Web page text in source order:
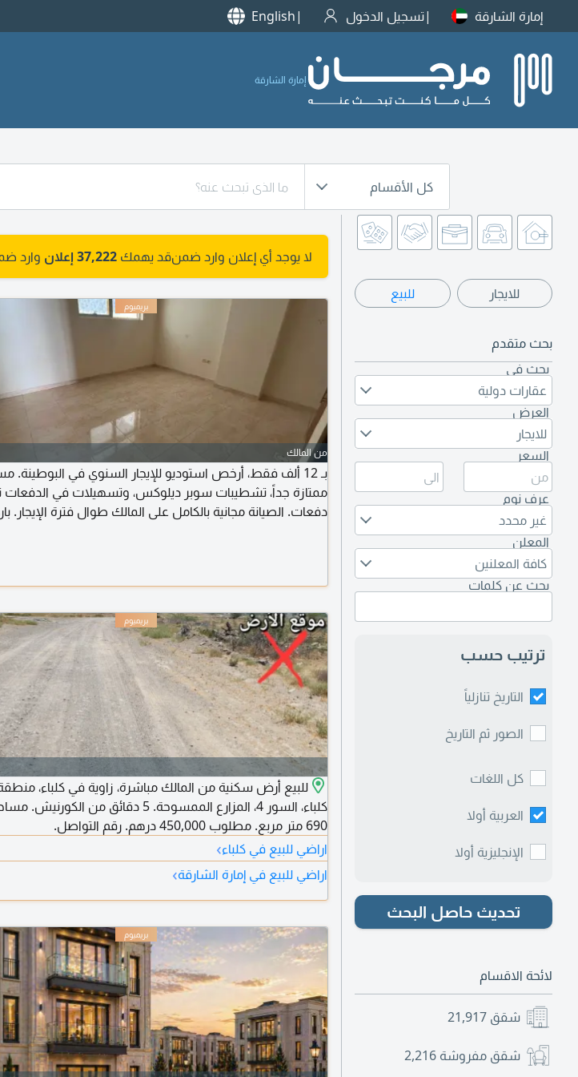
إمارة الشارقة تسجيل الدخول English
إمارة الشارقة
كل الأقسام
للايجار للبيع
بحث متقدم
بحث في
عقارات دولية
العرض
للايجار
السعر
عرف نوم
غير محدد
المعلن
كافة المعلنين
بحث عن كلمات
ترتيب حسب
التاريخ تنازلياً
الصور ثم التاريخ
كل اللغات
العربية أولا
الإنجليزية أولا
تحديث حاصل البحث
لائحة الاقسام
شقق 21,917
شقق مفروشة 2,216
لا يوجد أي إعلان وارد ضمنقد يهمك 37,222 إعلان وارد
من المالك
بـ 12 ألف فقط، أرخص استوديو للإيجار السنوي في البوطينة.
دفعات. الصيانة مجانية بالكامل على المالك طوال فترة الإيجار.
للبيع أرض سكنية من المالك مباشرة، زاوية في كلباء،
كلباء، السور 4، المزارع الممسوحة. 5 دقائق من
690 متر مربع. مطلوب 450,000 درهم. رقم التواصل.
اراضي للبيع في كلباء›
اراضي للبيع في إمارة الشارقة›